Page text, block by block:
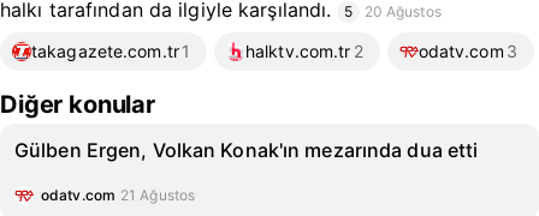
halkı tarafından da ilgiyle karşılandı.
5 20 Ağustos
takagazete.com.tr1 halktv.com.tr 2 odatv.com 3
Diğer konular
Gülben Ergen, Volkan Konak'ın mezarında dua etti
odatv.com 21 Ağustos